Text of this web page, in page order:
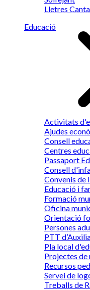
Lletres
Educació
Activitats
Ajudes
Consell
Centres
Passaport
Consell
Convenis de
Educació i
Formació
Oficina
Orientació
Persones
PTT
Pla local
Projectes
Recursos
Servei de
Treballs de